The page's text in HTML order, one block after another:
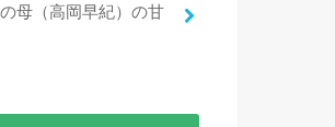
母（高岡早紀）の甘